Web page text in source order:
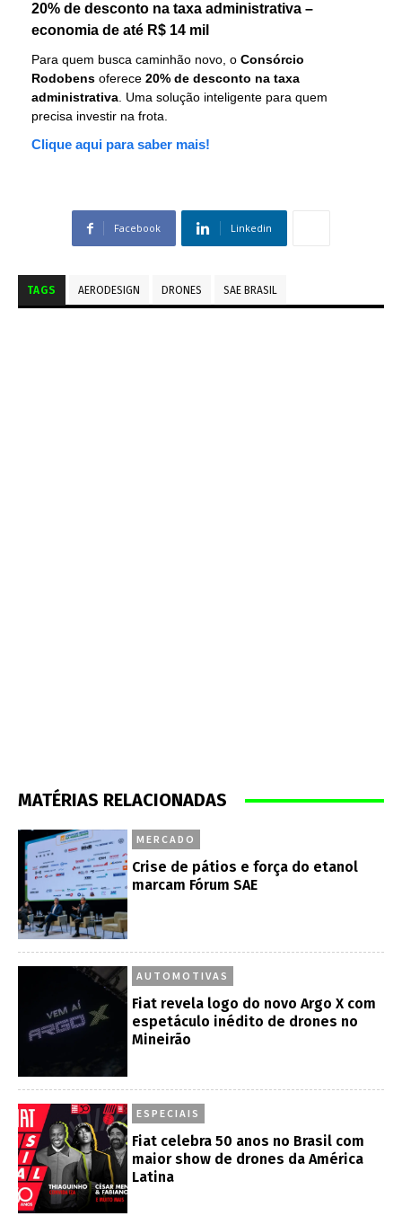
20% de desconto na taxa administrativa –
economia de até R$ 14 mil
Para quem busca caminhão novo, o Consórcio
Rodobens oferece 20% de desconto na taxa
administrativa . Uma solução inteligente para quem
precisa investir na frota.
Clique aqui para saber mais!
Facebook Linkedin
TAGS AERODESIGN DRONES SAE BRASIL
MATÉRIAS RELACIONADAS
MERCADO
Crise de pátios e força do etanol
marcam Fórum SAE
AUTOMOTIVAS
Fiat revela logo do novo Argo X com
espetáculo inédito de drones no
Mineirão
ESPECIAIS
Fiat celebra 50 anos no Brasil com
maior show de drones da América
Latina